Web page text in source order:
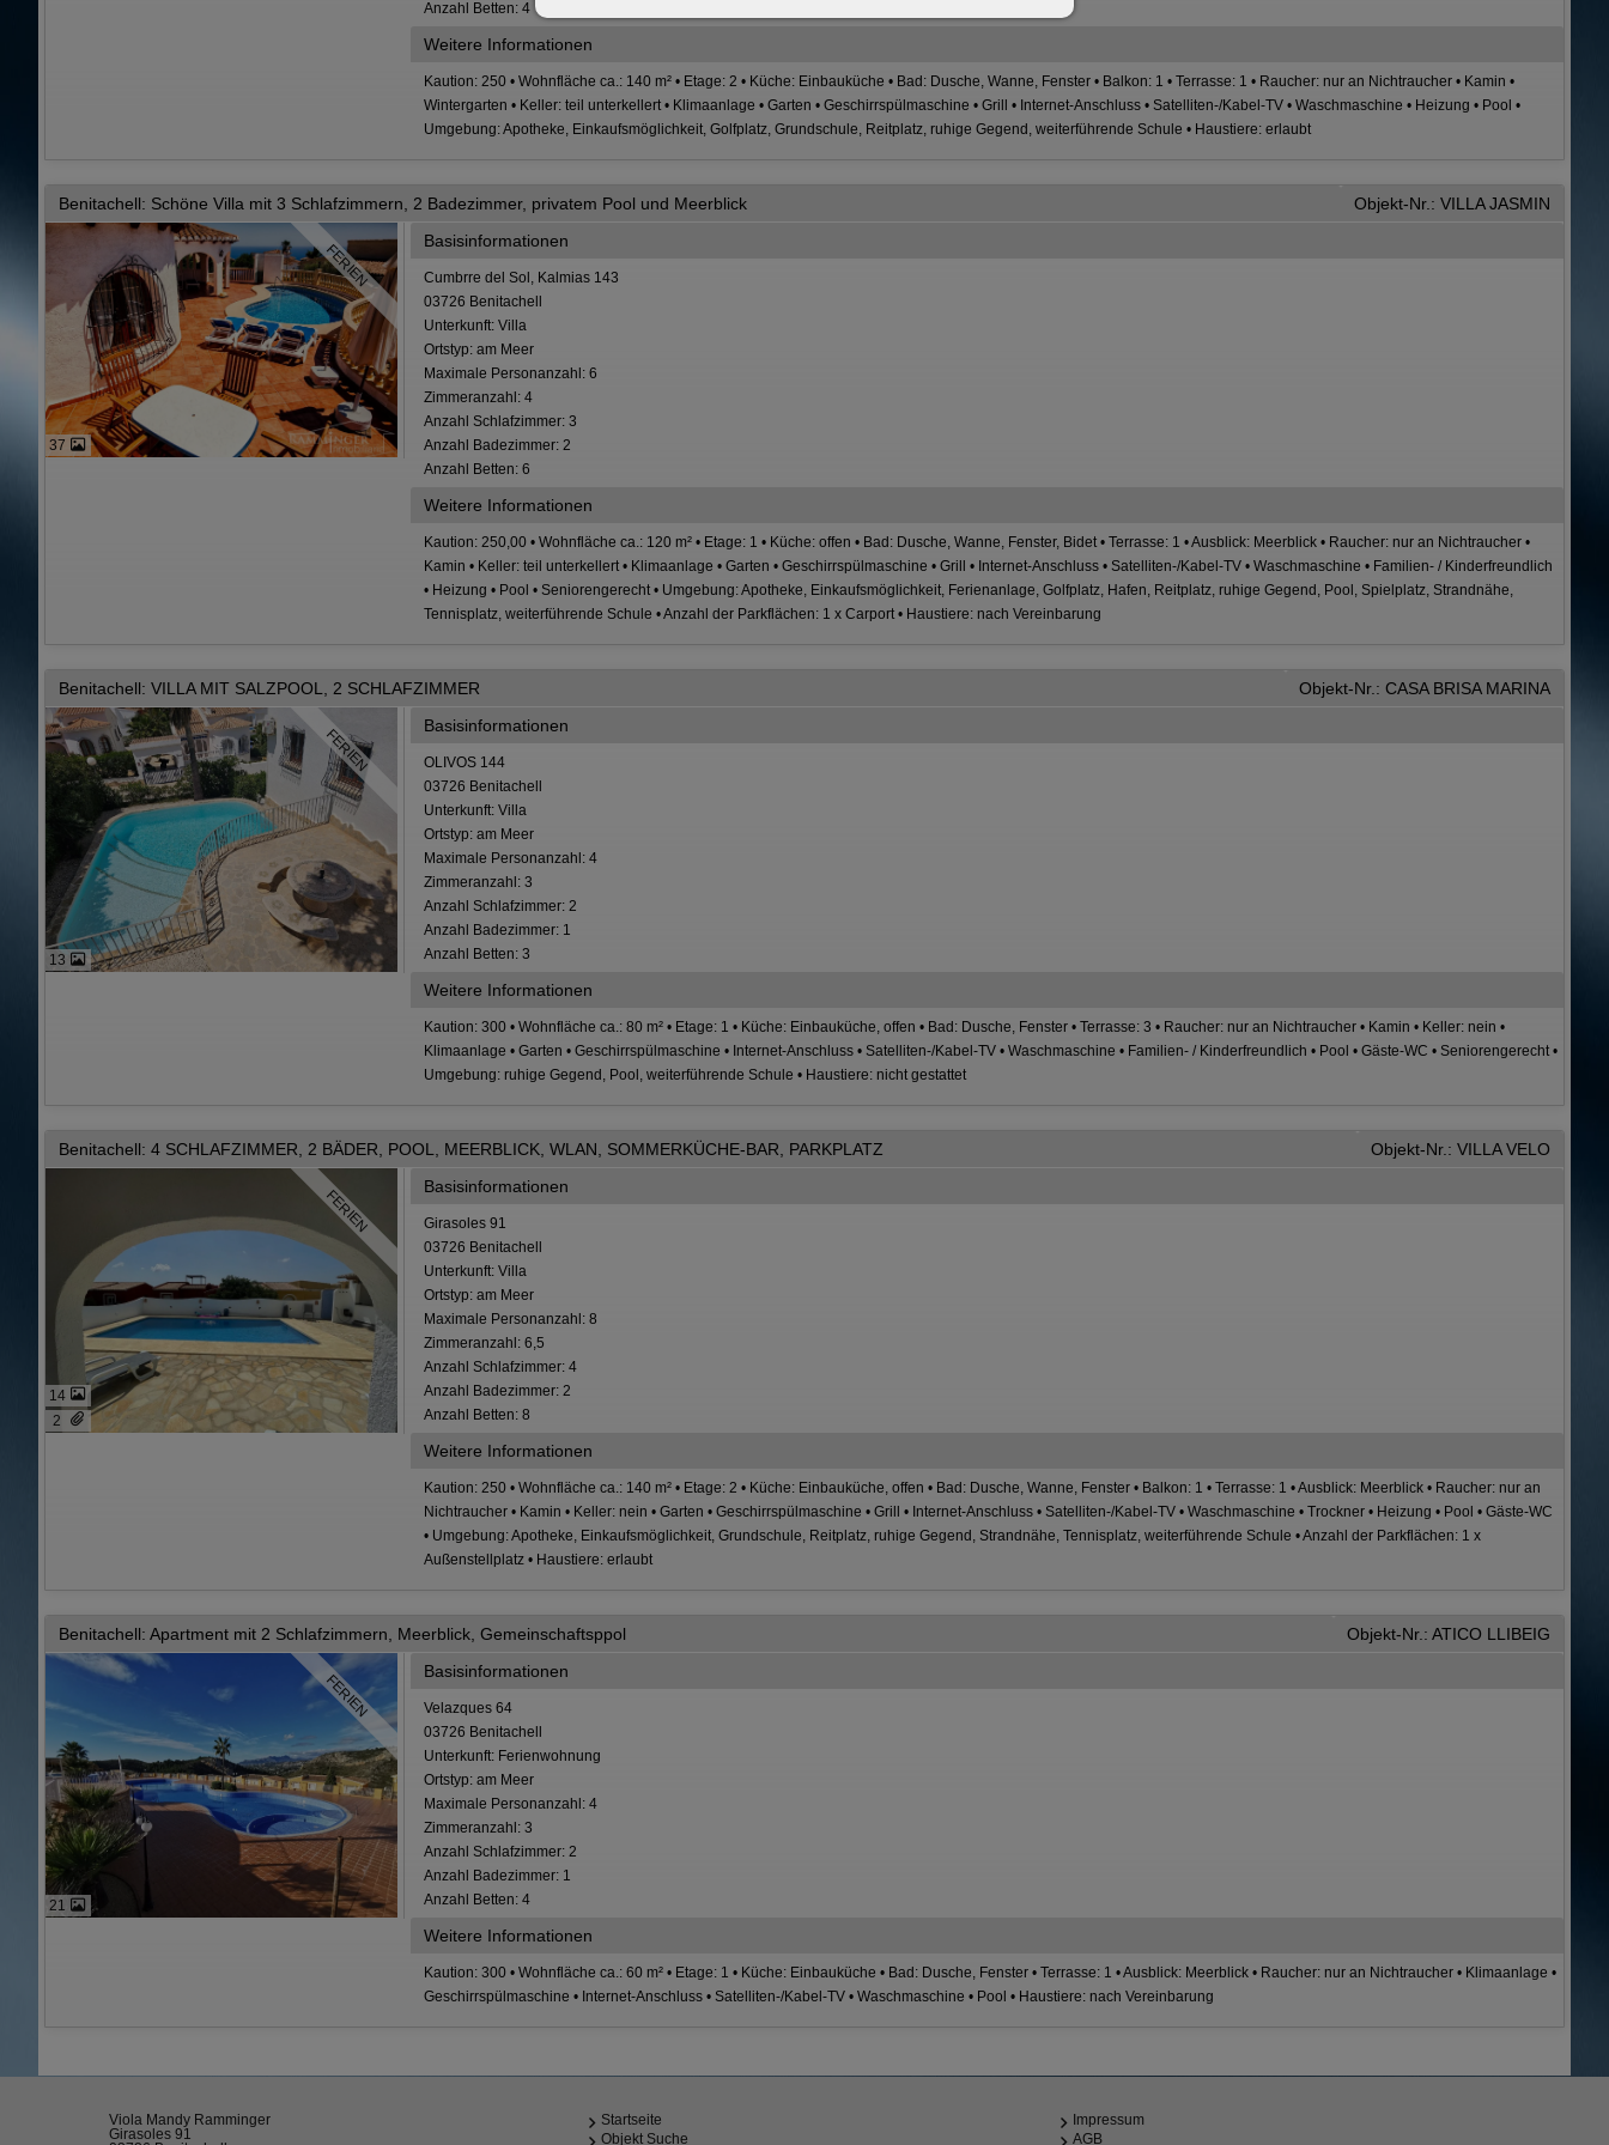
Anzahl Betten: 4
Weitere Informationen
Kaution: 250 • Wohnfläche ca.: 140 m² • Etage: 2 • Küche: Einbauküche • Bad: Dusche, Wanne, Fenster • Balkon: 1 • Terrasse: 1 • Raucher: nur an Nichtraucher • Kamin •
Wintergarten • Keller: teil unterkellert • Klimaanlage • Garten • Geschirrspülmaschine • Grill • Internet-Anschluss • Satelliten-/Kabel-TV • Waschmaschine • Heizung • Pool •
Umgebung: Apotheke, Einkaufsmöglichkeit, Golfplatz, Grundschule, Reitplatz, ruhige Gegend, weiterführende Schule • Haustiere: erlaubt
Benitachell: Schöne Villa mit 3 Schlafzimmern, 2 Badezimmer, privatem Pool und Meerblick Objekt-Nr.: VILLA JASMIN
37
FERIEN
Basisinformationen
Cumbrre del Sol, Kalmias 143
03726 Benitachell
Unterkunft: Villa
Ortstyp: am Meer
Maximale Personanzahl: 6
Zimmeranzahl: 4
Anzahl Schlafzimmer: 3
Anzahl Badezimmer: 2
Anzahl Betten: 6
Weitere Informationen
Kaution: 250,00 • Wohnfläche ca.: 120 m² • Etage: 1 • Küche: offen • Bad: Dusche, Wanne, Fenster, Bidet • Terrasse: 1 • Ausblick: Meerblick • Raucher: nur an Nichtraucher •
Kamin • Keller: teil unterkellert • Klimaanlage • Garten • Geschirrspülmaschine • Grill • Internet-Anschluss • Satelliten-/Kabel-TV • Waschmaschine • Familien- / Kinderfreundlich
• Heizung • Pool • Seniorengerecht • Umgebung: Apotheke, Einkaufsmöglichkeit, Ferienanlage, Golfplatz, Hafen, Reitplatz, ruhige Gegend, Pool, Spielplatz, Strandnähe,
Tennisplatz, weiterführende Schule • Anzahl der Parkflächen: 1 x Carport • Haustiere: nach Vereinbarung
Benitachell: VILLA MIT SALZPOOL, 2 SCHLAFZIMMER Objekt-Nr.: CASA BRISA MARINA
13
FERIEN
Basisinformationen
OLIVOS 144
03726 Benitachell
Unterkunft: Villa
Ortstyp: am Meer
Maximale Personanzahl: 4
Zimmeranzahl: 3
Anzahl Schlafzimmer: 2
Anzahl Badezimmer: 1
Anzahl Betten: 3
Weitere Informationen
Kaution: 300 • Wohnfläche ca.: 80 m² • Etage: 1 • Küche: Einbauküche, offen • Bad: Dusche, Fenster • Terrasse: 3 • Raucher: nur an Nichtraucher • Kamin • Keller: nein •
Klimaanlage • Garten • Geschirrspülmaschine • Internet-Anschluss • Satelliten-/Kabel-TV • Waschmaschine • Familien- / Kinderfreundlich • Pool • Gäste-WC • Seniorengerecht •
Umgebung: ruhige Gegend, Pool, weiterführende Schule • Haustiere: nicht gestattet
Benitachell: 4 SCHLAFZIMMER, 2 BÄDER, POOL, MEERBLICK, WLAN, SOMMERKÜCHE-BAR, PARKPLATZ Objekt-Nr.: VILLA VELO
2
14
FERIEN
Basisinformationen
Girasoles 91
03726 Benitachell
Unterkunft: Villa
Ortstyp: am Meer
Maximale Personanzahl: 8
Zimmeranzahl: 6,5
Anzahl Schlafzimmer: 4
Anzahl Badezimmer: 2
Anzahl Betten: 8
Weitere Informationen
Kaution: 250 • Wohnfläche ca.: 140 m² • Etage: 2 • Küche: Einbauküche, offen • Bad: Dusche, Wanne, Fenster • Balkon: 1 • Terrasse: 1 • Ausblick: Meerblick • Raucher: nur an
Nichtraucher • Kamin • Keller: nein • Garten • Geschirrspülmaschine • Grill • Internet-Anschluss • Satelliten-/Kabel-TV • Waschmaschine • Trockner • Heizung • Pool • Gäste-WC
• Umgebung: Apotheke, Einkaufsmöglichkeit, Grundschule, Reitplatz, ruhige Gegend, Strandnähe, Tennisplatz, weiterführende Schule • Anzahl der Parkflächen: 1 x
Außenstellplatz • Haustiere: erlaubt
Benitachell: Apartment mit 2 Schlafzimmern, Meerblick, Gemeinschaftsppol Objekt-Nr.: ATICO LLIBEIG
21
FERIEN
Basisinformationen
Velazques 64
03726 Benitachell
Unterkunft: Ferienwohnung
Ortstyp: am Meer
Maximale Personanzahl: 4
Zimmeranzahl: 3
Anzahl Schlafzimmer: 2
Anzahl Badezimmer: 1
Anzahl Betten: 4
Weitere Informationen
Kaution: 300 • Wohnfläche ca.: 60 m² • Etage: 1 • Küche: Einbauküche • Bad: Dusche, Fenster • Terrasse: 1 • Ausblick: Meerblick • Raucher: nur an Nichtraucher • Klimaanlage •
Geschirrspülmaschine • Internet-Anschluss • Satelliten-/Kabel-TV • Waschmaschine • Pool • Haustiere: nach Vereinbarung
Viola Mandy Ramminger
Girasoles 91
Startseite
Objekt Suche
Impressum
AGB